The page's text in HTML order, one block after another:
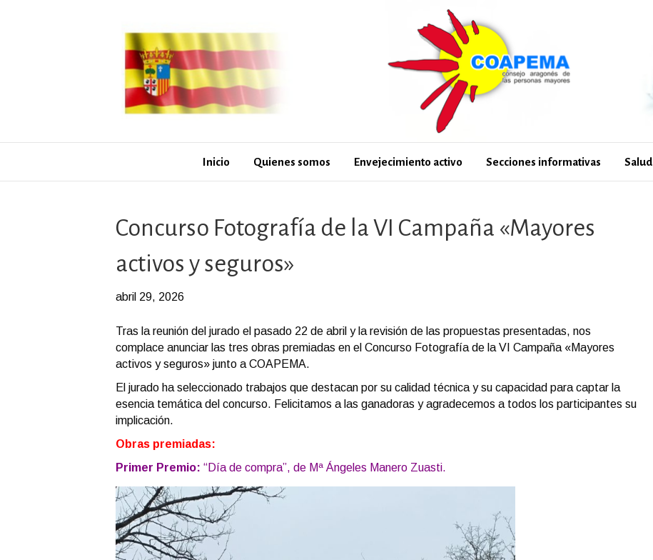
Inicio Quienes somos Envejecimiento activo Secciones informativas Salud
Concurso Fotografía de la VI Campaña «Mayores
activos y seguros»
abril 29, 2026
Tras la reunión del jurado el pasado 22 de abril y la revisión de las propuestas presentadas, nos
complace anunciar las tres obras premiadas en el Concurso Fotografía de la VI Campaña «Mayores
activos y seguros» junto a COAPEMA.
El jurado ha seleccionado trabajos que destacan por su calidad técnica y su capacidad para captar la
esencia temática del concurso. Felicitamos a las ganadoras y agradecemos a todos los participantes su
implicación.
Obras premiadas:
Primer Premio: “Día de compra”, de Mª Ángeles Manero Zuasti.